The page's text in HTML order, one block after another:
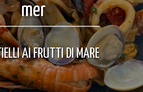
mer
AI FRUTTI DI MARE